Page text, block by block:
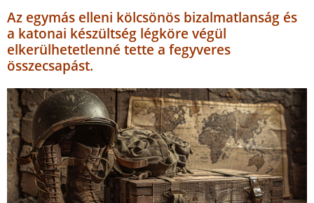
Az egymás elleni kölcsönös bizalmatlanság és
a katonai készültség légköre végül
elkerülhetetlenné tette a fegyveres
összecsapást.